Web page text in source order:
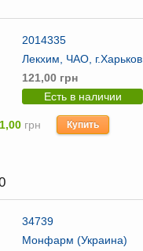
2014335
Лекхим, ЧАО,
121,00 грн
Есть в наличии
грн Купить
34739
Монфарм (Украина)